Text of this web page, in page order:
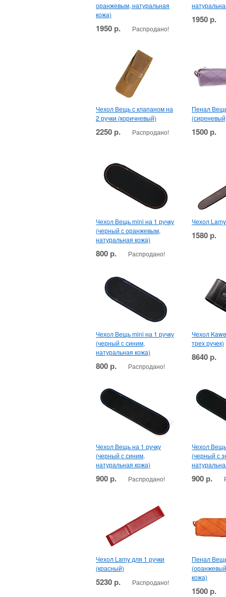
оранжевым, натуральная
кожа)
1950 р. Распродано!
1950 р.
Чехол Вещь с клапаном на
2 ручки (коричневый)
2250 р. Распродано!
Пенал
1500 р.
Чехол Вещь mini на 1 ручку
(черный с оранжевым,
натуральная кожа)
800 р. Распродано!
Чехол
1580 р.
Чехол Вещь mini на 1 ручку
(черный с синим,
натуральная кожа)
800 р. Распродано!
Чехол
трех ручек)
8640 р.
Чехол Вещь на 1 ручку
(черный с синим,
натуральная кожа)
900 р. Распродано!
Чехол
(черный с
900 р.
Чехол Lamy для 1 ручки
(красный)
5230 р. Распродано!
Пенал
кожа)
1500 р.